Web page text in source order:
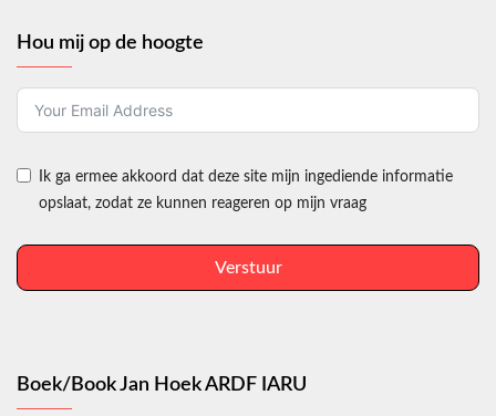
Hou mij op de hoogte
Ik ga ermee akkoord dat deze site mijn ingediende informatie
opslaat, zodat ze kunnen reageren op mijn vraag
Verstuur
Boek/Book Jan Hoek ARDF IARU